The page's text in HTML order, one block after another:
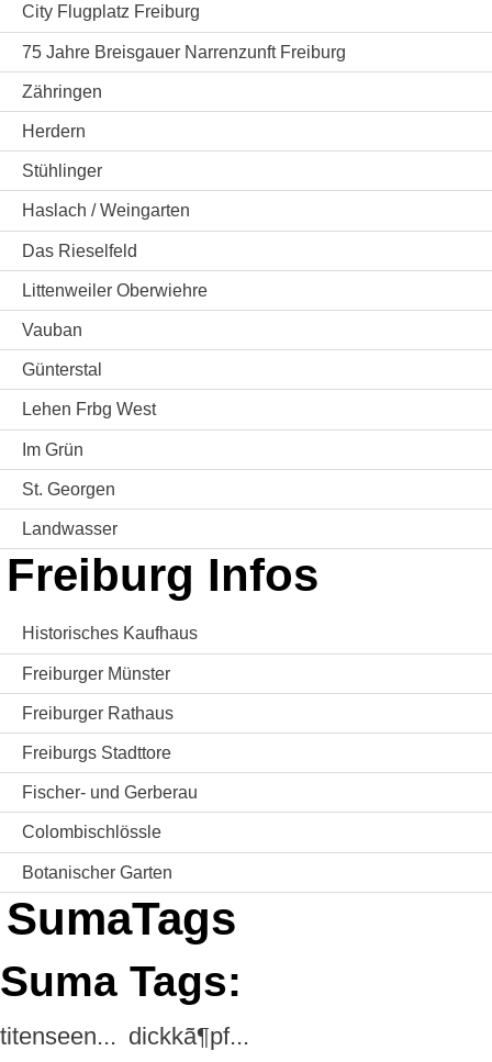
City Flugplatz Freiburg
75 Jahre Breisgauer Narrenzunft Freiburg
Zähringen
Herdern
Stühlinger
Haslach / Weingarten
Das Rieselfeld
Littenweiler Oberwiehre
Vauban
Günterstal
Lehen Frbg West
Im Grün
St. Georgen
Landwasser
Freiburg Infos
Historisches Kaufhaus
Freiburger Münster
Freiburger Rathaus
Freiburgs Stadttore
Fischer- und Gerberau
Colombischlössle
Botanischer Garten
SumaTags
Suma Tags:
titenseen... dickkã¶pf...